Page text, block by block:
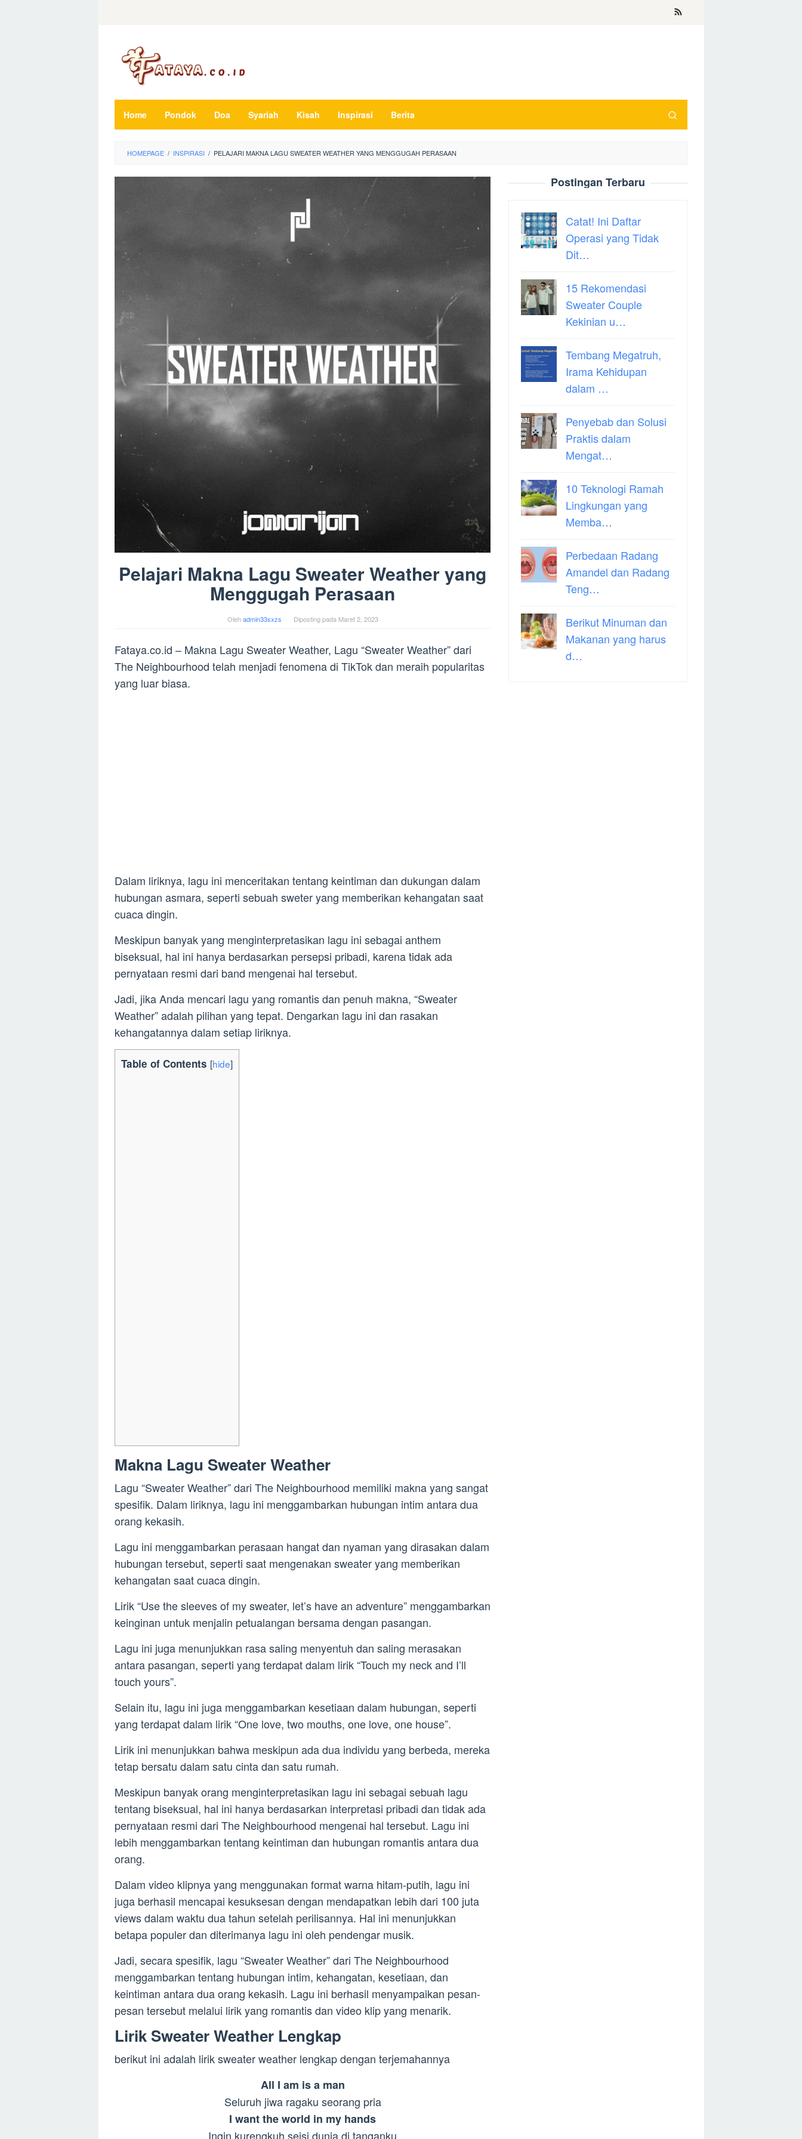
Home Pondok Doa Syariah Kisah Inspirasi Berita
HOMEPAGE / INSPIRASI / PELAJARI MAKNA LAGU SWEATER WEATHER YANG MENGGUGAH PERASAAN
Pelajari Makna Lagu Sweater Weather yang
Menggugah Perasaan
Olehadmin33sxzs Diposting pada Maret 2, 2023
Fataya.co.id – Makna Lagu Sweater Weather, Lagu “Sweater Weather” dari
The Neighbourhood telah menjadi fenomena di TikTok dan meraih popularitas
yang luar biasa.
Dalam liriknya, lagu ini menceritakan tentang keintiman dan dukungan dalam
hubungan asmara, seperti sebuah sweter yang memberikan kehangatan saat
cuaca dingin.
Meskipun banyak yang menginterpretasikan lagu ini sebagai anthem
biseksual, hal ini hanya berdasarkan persepsi pribadi, karena tidak ada
pernyataan resmi dari band mengenai hal tersebut.
Jadi, jika Anda mencari lagu yang romantis dan penuh makna, “Sweater
Weather” adalah pilihan yang tepat. Dengarkan lagu ini dan rasakan
kehangatannya dalam setiap liriknya.
Table of Contents [hide]
Makna Lagu Sweater Weather
Lagu “Sweater Weather” dari The Neighbourhood memiliki makna yang sangat
spesifik. Dalam liriknya, lagu ini menggambarkan hubungan intim antara dua
orang kekasih.
Lagu ini menggambarkan perasaan hangat dan nyaman yang dirasakan dalam
hubungan tersebut, seperti saat mengenakan sweater yang memberikan
kehangatan saat cuaca dingin.
Lirik “Use the sleeves of my sweater, let’s have an adventure” menggambarkan
keinginan untuk menjalin petualangan bersama dengan pasangan.
Lagu ini juga menunjukkan rasa saling menyentuh dan saling merasakan
antara pasangan, seperti yang terdapat dalam lirik “Touch my neck and I’ll
touch yours”.
Selain itu, lagu ini juga menggambarkan kesetiaan dalam hubungan, seperti
yang terdapat dalam lirik “One love, two mouths, one love, one house”.
Lirik ini menunjukkan bahwa meskipun ada dua individu yang berbeda, mereka
tetap bersatu dalam satu cinta dan satu rumah.
Meskipun banyak orang menginterpretasikan lagu ini sebagai sebuah lagu
tentang biseksual, hal ini hanya berdasarkan interpretasi pribadi dan tidak ada
pernyataan resmi dari The Neighbourhood mengenai hal tersebut. Lagu ini
lebih menggambarkan tentang keintiman dan hubungan romantis antara dua
orang.
Dalam video klipnya yang menggunakan format warna hitam-putih, lagu ini
juga berhasil mencapai kesuksesan dengan mendapatkan lebih dari 100 juta
views dalam waktu dua tahun setelah perilisannya. Hal ini menunjukkan
betapa populer dan diterimanya lagu ini oleh pendengar musik.
Jadi, secara spesifik, lagu “Sweater Weather” dari The Neighbourhood
menggambarkan tentang hubungan intim, kehangatan, kesetiaan, dan
keintiman antara dua orang kekasih. Lagu ini berhasil menyampaikan pesan-
pesan tersebut melalui lirik yang romantis dan video klip yang menarik.
Lirik Sweater Weather Lengkap
berikut ini adalah lirik sweater weather lengkap dengan terjemahannya
All I am is a man
Seluruh jiwa ragaku seorang pria
I want the world in my hands
Ingin kurengkuh seisi dunia di tanganku
Postingan Terbaru
Catat! Ini Daftar
Operasi yang Tidak
Dit…
15 Rekomendasi
Sweater Couple
Kekinian u…
Tembang Megatruh,
Irama Kehidupan
dalam …
Penyebab dan Solusi
Praktis dalam
Mengat…
10 Teknologi Ramah
Lingkungan yang
Memba…
Perbedaan Radang
Amandel dan Radang
Teng…
Berikut Minuman dan
Makanan yang harus
d…